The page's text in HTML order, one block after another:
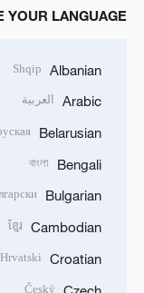
YOUR LANGUAGE
Albanian
Shqip
Arabic العربية
Belarusian
Bengali
বাংলা
Bulgarian
Cambodian
ខ្មែរ
Croatian
Hrvatski
Český